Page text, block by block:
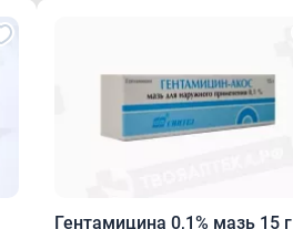
Гентамицина 0,1% мазь 15 г